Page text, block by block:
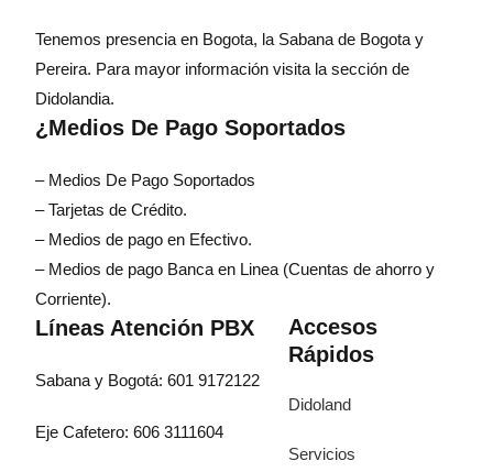
Tenemos presencia en Bogota, la Sabana de Bogota y
Pereira. Para mayor información visita la sección de
Didolandia.
¿Medios De Pago Soportados
– Medios De Pago Soportados
– Tarjetas de Crédito.
– Medios de pago en Efectivo.
– Medios de pago Banca en Linea (Cuentas de ahorro y
Corriente).
Líneas Atención PBX
Sabana y Bogotá: 601 9172122
Eje Cafetero: 606 3111604
Accesos
Rápidos
Didoland
Servicios